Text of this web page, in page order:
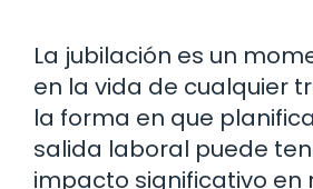
La jubilación es un
en la vida de cualquier
la forma en que
salida laboral puede
impacto significativo en